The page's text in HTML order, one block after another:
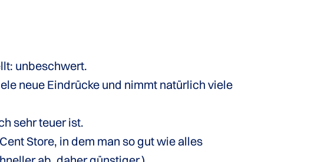
unbeschwert.
neue Eindrücke und nimmt natürlich viele
sehr teuer ist.
Store, in dem man so gut wie alles